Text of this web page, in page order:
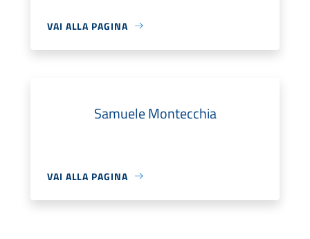
VAI ALLA PAGINA
Samuele Montecchia
VAI ALLA PAGINA